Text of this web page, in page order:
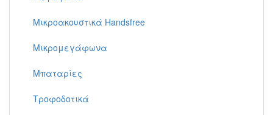
Μικροακουστικά Handsfree
Μικρομεγάφωνα
Μπαταρίες
Τροφοδοτικά